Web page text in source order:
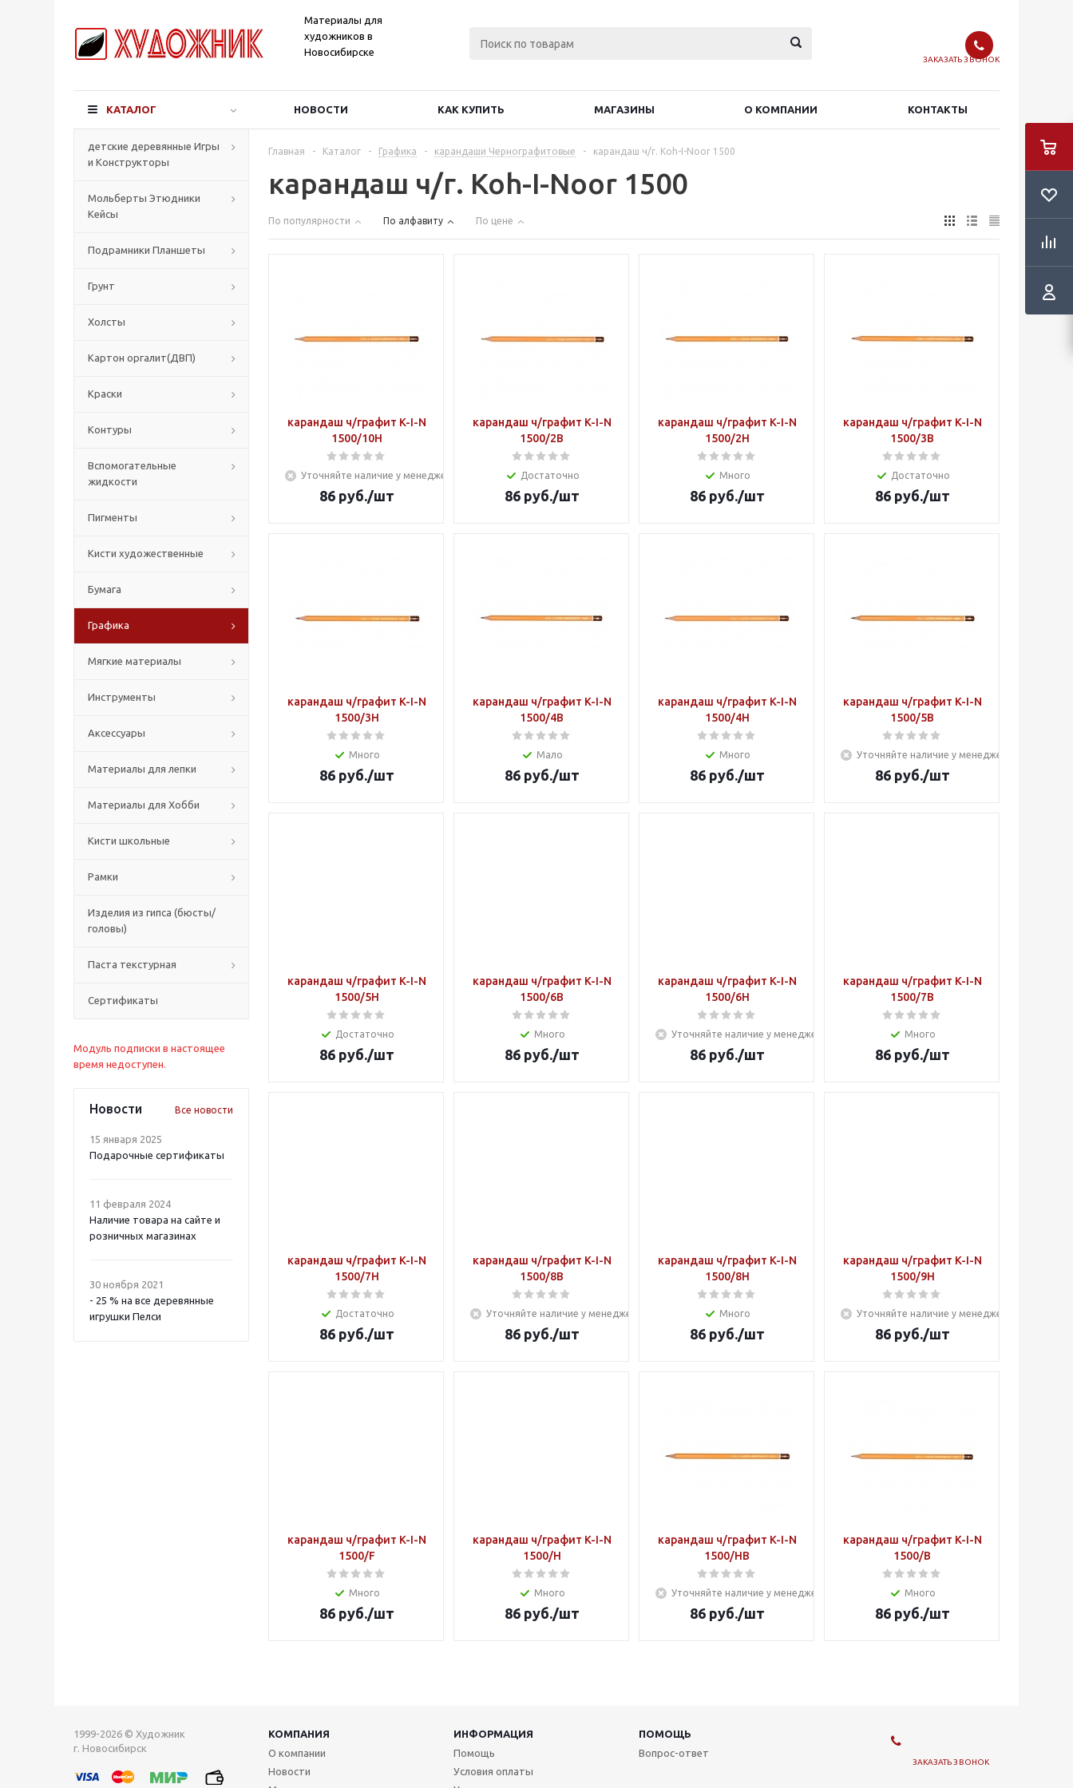
Материалы для
художников в
Новосибирске
ЗАКАЗАТЬ ЗВОНОК
КАТАЛОГ НОВОСТИ КАК КУПИТЬ МАГАЗИНЫ О КОМПАНИИ КОНТАКТЫ
детские деревянные Игры
и Конструкторы
Мольберты Этюдники
Кейсы
Подрамники Планшеты
Грунт
Холсты
Картон оргалит(ДВП)
Краски
Контуры
Вспомогательные
жидкости
Пигменты
Кисти художественные
Бумага
Графика
Мягкие материалы
Инструменты
Аксессуары
Материалы для лепки
Материалы для Хобби
Кисти школьные
Рамки
Изделия из гипса (бюсты/
головы)
Паста текстурная
Сертификаты
Модуль подписки в настоящее
время недоступен.
Новости Все новости
15 января 2025
Подарочные сертификаты
11 февраля 2024
Наличие товара на сайте и
розничных магазинах
30 ноября 2021
- 25 % на все деревянные
игрушки Пелси
Главная - Каталог - Графика - карандаши Чернографитовые - карандаш ч/г. Koh-I-Noor 1500
карандаш ч/г. Koh-I-Noor 1500
По популярности По алфавиту По цене
карандаш ч/графит K-I-N
1500/10Н
Уточняйте наличие у менеджера
86руб./шт
карандаш ч/графит K-I-N
1500/2В
Достаточно
86руб./шт
карандаш ч/графит K-I-N
1500/2Н
Много
86руб./шт
карандаш ч/графит K-I-N
1500/3В
Достаточно
86руб./шт
карандаш ч/графит K-I-N
1500/3Н
Много
86руб./шт
карандаш ч/графит K-I-N
1500/4В
Мало
86руб./шт
карандаш ч/графит K-I-N
1500/4Н
Много
86руб./шт
карандаш ч/графит K-I-N
1500/5В
Уточняйте наличие у менеджера
86руб./шт
карандаш ч/графит K-I-N
1500/5Н
Достаточно
86руб./шт
карандаш ч/графит K-I-N
1500/6В
Много
86руб./шт
карандаш ч/графит K-I-N
1500/6Н
Уточняйте наличие у менеджера
86руб./шт
карандаш ч/графит K-I-N
1500/7В
Много
86руб./шт
карандаш ч/графит K-I-N
1500/7Н
Достаточно
86руб./шт
карандаш ч/графит K-I-N
1500/8В
Уточняйте наличие у менеджера
86руб./шт
карандаш ч/графит K-I-N
1500/8Н
Много
86руб./шт
карандаш ч/графит K-I-N
1500/9Н
Уточняйте наличие у менеджера
86руб./шт
карандаш ч/графит K-I-N
1500/F
Много
86руб./шт
карандаш ч/графит K-I-N
1500/H
Много
86руб./шт
карандаш ч/графит K-I-N
1500/HB
Уточняйте наличие у менеджера
86руб./шт
карандаш ч/графит K-I-N
1500/В
Много
86руб./шт
1999-2026 © Художник
г. Новосибирск
КОМПАНИЯ ИНФОРМАЦИЯ
ПОМОЩЬ
О компании
Новости
Помощь
Условия оплаты
Вопрос-ответ
ЗАКАЗАТЬ ЗВОНОК